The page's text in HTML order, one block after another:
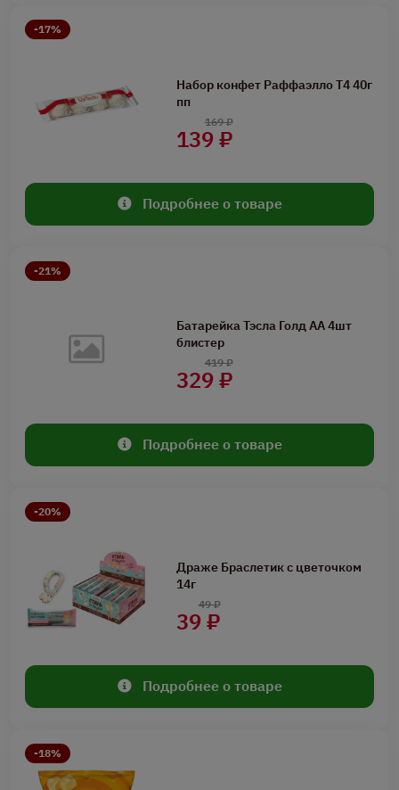
-17%
Набор конфет Раффаэлло Т4 40г
пп
139 ₽
169 ₽
Подробнее о товаре
-21%
Батарейка Тэсла Голд АА 4шт
блистер
329 ₽
419 ₽
Подробнее о товаре
-20%
Драже Браслетик с цветочком
14г
39 ₽
49 ₽
Подробнее о товаре
-18%